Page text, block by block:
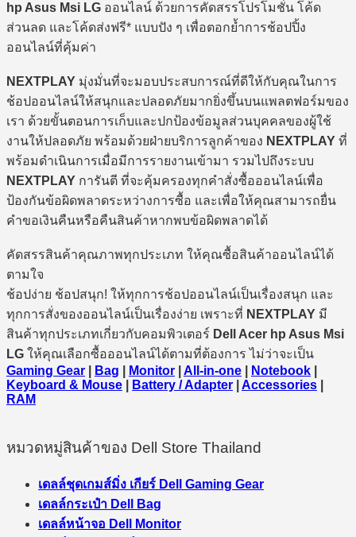
hp Asus Msi LG ออนไลน์ ด้วยการคัดสรรโปรโมชั่น โค้ด
ส่วนลด และโค้ดส่งฟรี* แบบปัง ๆ เพื่อตอกย้ำการช้อปปิ้ง
ออนไลน์ที่คุ้มค่า
NEXTPLAY มุ่งมั่นที่จะมอบประสบการณ์ที่ดีให้กับคุณในการ
ช้อปออนไลน์ให้สนุกและปลอดภัยมากยิ่งขึ้นบนแพลตฟอร์มของ
เรา ด้วยขั้นตอนการเก็บและปกป้องข้อมูลส่วนบุคคลของผู้ใช้
งานให้ปลอดภัย พร้อมด้วยฝ่ายบริการลูกค้าของ NEXTPLAY ที่
พร้อมดำเนินการเมื่อมีการรายงานเข้ามา รวมไปถึงระบบ
NEXTPLAY การันตี ที่จะคุ้มครองทุกคำสั่งซื้อออนไลน์เพื่อ
ป้องกันข้อผิดพลาดระหว่างการซื้อ และเพื่อให้คุณสามารถยื่น
คำขอเงินคืนหรือคืนสินค้าหากพบข้อผิดพลาดได้
คัดสรรสินค้าคุณภาพทุกประเภท ให้คุณซื้อสินค้าออนไลน์ได้
ตามใจ
ช้อปง่าย ช้อปสนุก! ให้ทุกการช้อปออนไลน์เป็นเรื่องสนุก และ
ทุกการสั่งของออนไลน์เป็นเรื่องง่าย เพราะที่ NEXTPLAY มี
สินค้าทุกประเภทเกี่ยวกับคอมพิวเตอร์ Dell Acer hp Asus Msi
LG ให้คุณเลือกซื้อออนไลน์ได้ตามที่ต้องการ ไม่ว่าจะเป็น
Gaming Gear
Bag Monitor All-in-one Notebook
Keyboard & Mouse
Battery / Adapter Accessories
RAM
หมวดหมู่สินค้าของ Dell Store Thailand
เดลล์ชุดเกมส์มิ่ง เกียร์ Dell Gaming Gear
เดลล์กระเป๋า Dell Bag
เดลล์หน้าจอ Dell Monitor